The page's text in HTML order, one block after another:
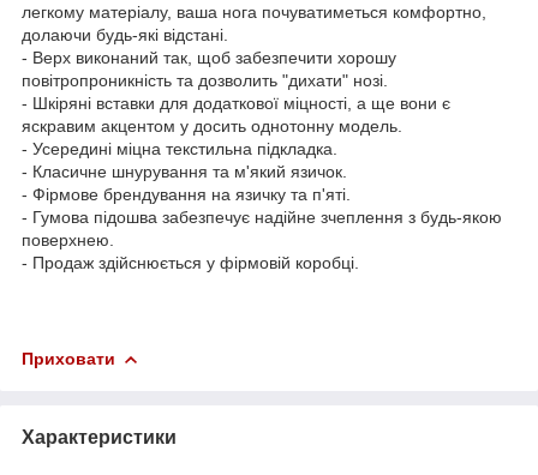
легкому матеріалу, ваша нога почуватиметься комфортно,
долаючи будь-які відстані.
- Верх виконаний так, щоб забезпечити хорошу
повітропроникність та дозволить "дихати" нозі.
- Шкіряні вставки для додаткової міцності, а ще вони є
яскравим акцентом у досить однотонну модель.
- Усередині міцна текстильна підкладка.
- Класичне шнурування та м'який язичок.
- Фірмове брендування на язичку та п'яті.
- Гумова підошва забезпечує надійне зчеплення з будь-якою
поверхнею.
- Продаж здійснюється у фірмовій коробці.
Приховати
Характеристики